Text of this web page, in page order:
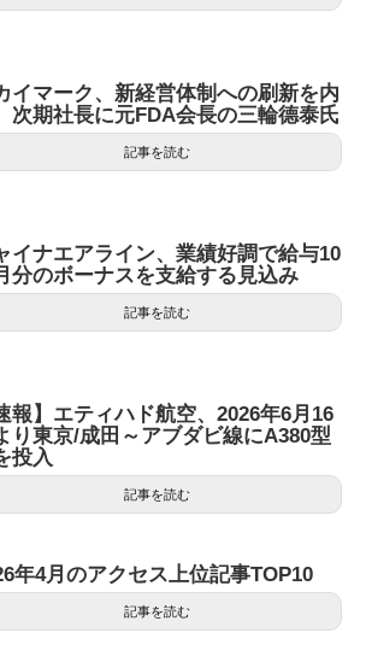
イマーク、新経営体制への刷新を内
期社長に元FDA会長の三輪德泰氏
記事を読む
イナエアライン、業績好調で給与10
分のボーナスを支給する見込み
記事を読む
報】エティハド航空、2026年6月16
り東京/成田～アブダビ線にA380型
投入
記事を読む
年4月のアクセス上位記事TOP10
記事を読む